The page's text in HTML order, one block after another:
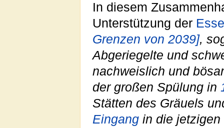
In diesem
Unterstützung der
Grenzen von 2039],
Abgeriegelte und
nachweislich und
der großen Spülung in
Stätten des Gräuels
Eingang in die